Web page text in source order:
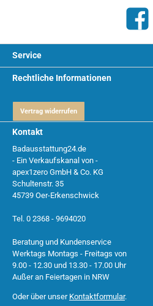
Facebook
Kontakt
Badausstattung24.de
- Ein Verkaufskanal von -
apex1zero GmbH & Co. KG
Schultenstr. 35
45739 Oer-Erkenschwick
Tel. 0 2368 - 9694020
Beratung und Kundenservice
Werktags Montags - Freitags von
9.00 - 12.30 und 13.30 - 17.00 Uhr
Außer an Feiertagen in NRW
Oder über unser Kontaktformular.
Service
Rechtliche Informationen
Vertrag widerrufen